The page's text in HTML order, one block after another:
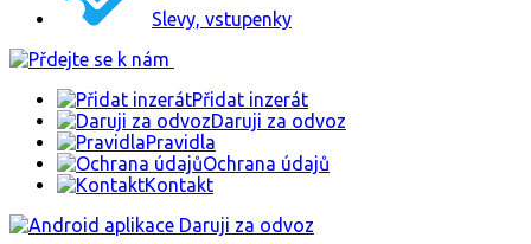
Slevy, vstupenky
Přidat inzerát
Daruji za odvoz
Pravidla
Ochrana údajů
Kontakt